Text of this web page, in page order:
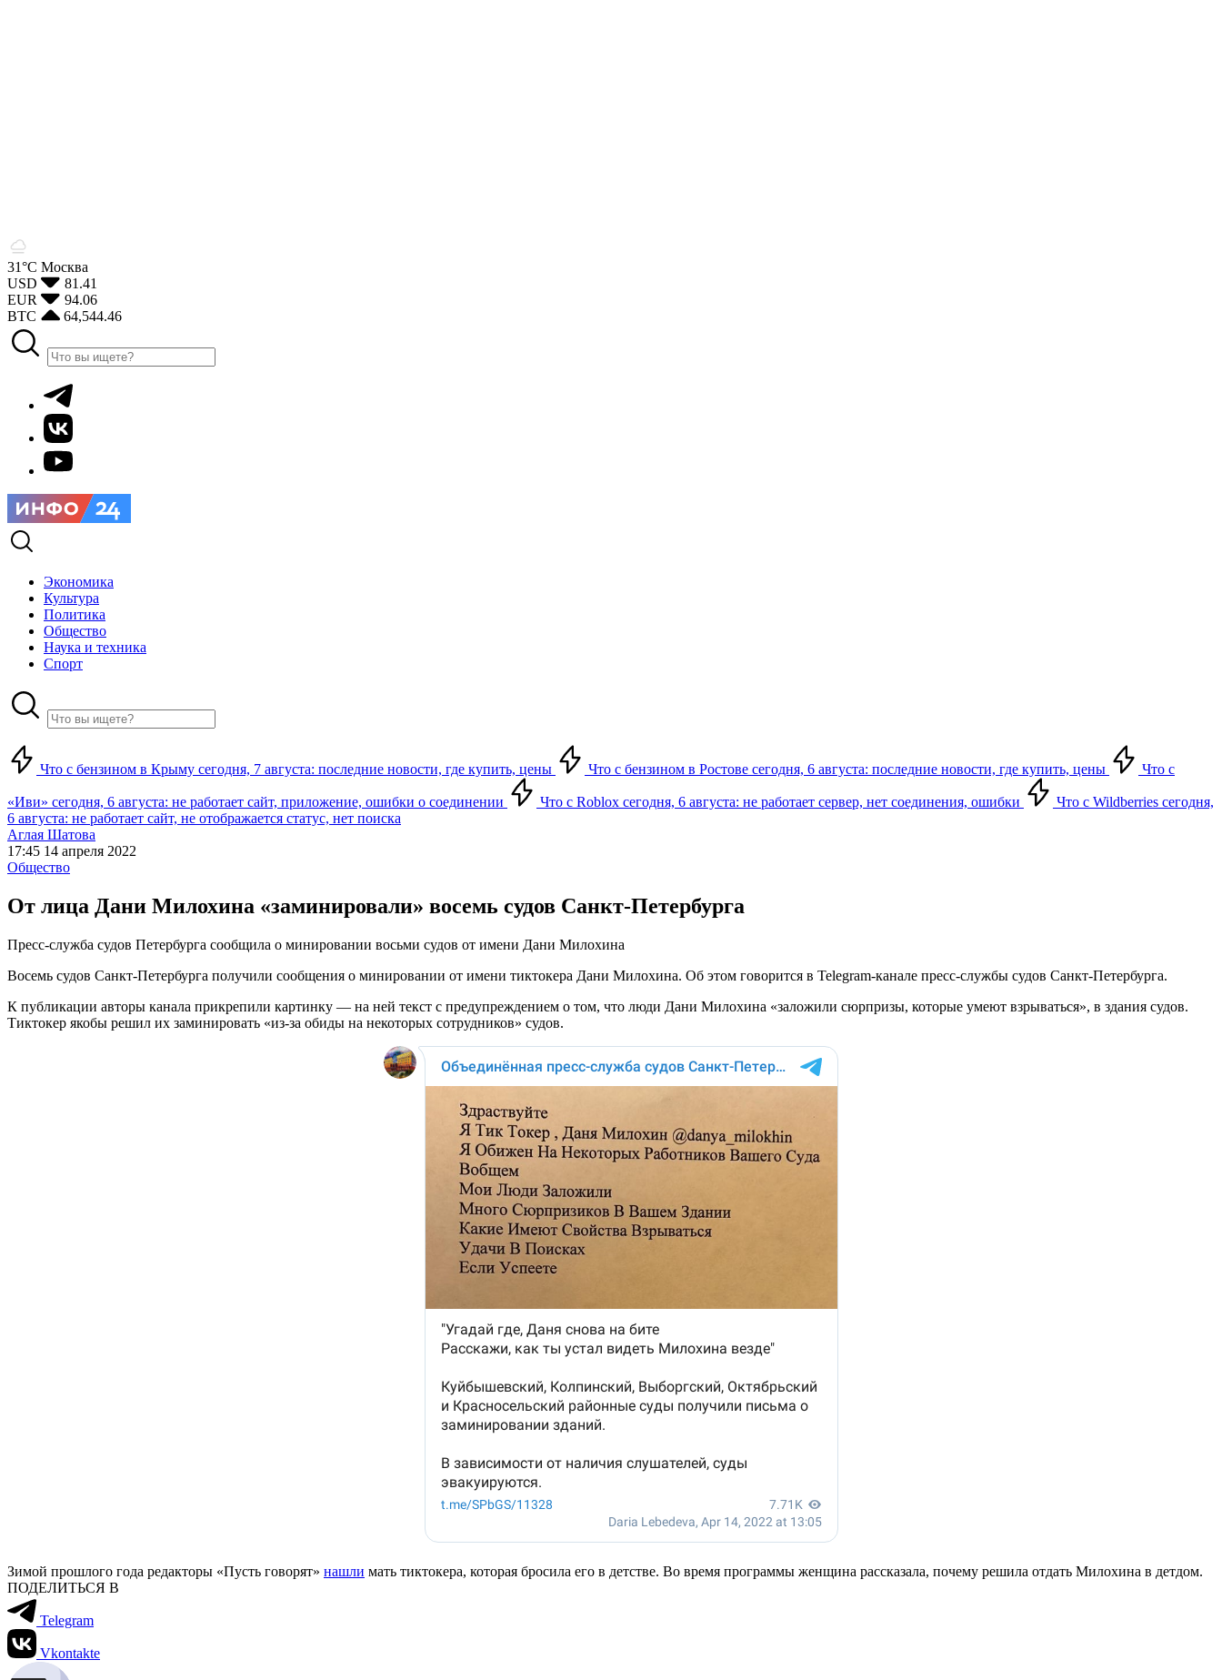
31°С Москва
USD
81.41
EUR
94.06
BTC
64,544.46
Экономика
Культура
Политика
Общество
Наука и техника
Спорт
Что с бензином в Крыму сегодня, 7 августа: последние новости, где купить, цены Что с бензином в Ростове сегодня, 6 августа: последние новости, где купить, цены Что с
«Иви» сегодня, 6 августа: не работает сайт, приложение, ошибки о соединении Что с Roblox сегодня, 6 августа: не работает сервер, нет соединения, ошибки
Что с Wildberries сегодня,
6 августа: не работает сайт, не отображается статус, нет поиска
Аглая Шатова
17:45 14 апреля 2022
Общество
От лица Дани Милохина «заминировали» восемь судов Санкт-Петербурга
Пресс-служба судов Петербурга сообщила о минировании восьми судов от имени Дани Милохина
Восемь судов Санкт-Петербурга получили сообщения о минировании от имени тиктокера Дани Милохина. Об этом говорится в Telegram-канале пресс-службы судов Санкт-Петербурга.
К публикации авторы канала прикрепили картинку — на ней текст с предупреждением о том, что люди Дани Милохина «заложили сюрпризы, которые умеют взрываться», в здания судов.
Тиктокер якобы решил их заминировать «из-за обиды на некоторых сотрудников» судов.
Зимой прошлого года редакторы «Пусть говорят» нашли мать тиктокера, которая бросила его в детстве. Во время программы женщина рассказала, почему решила отдать Милохина в детдом.
ПОДЕЛИТЬСЯ В
Telegram
Vkontakte